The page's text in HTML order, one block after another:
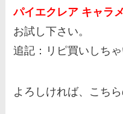
パイエクレア キャラ
お試し下さい。
追記：リピ買いしち
よろしければ、こち